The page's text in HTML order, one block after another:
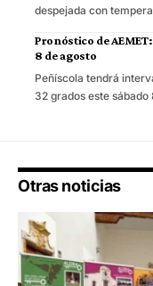
despejada con
Pronóstico de
8 de agosto
Peñíscola tendrá
32 grados este
Otras noticias